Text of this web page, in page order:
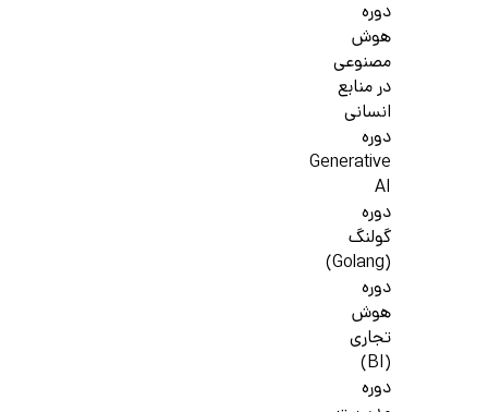
دوره
هوش
مصنوعی
در منابع
انسانی
دوره
Generative
AI
دوره
گولنگ
(Golang)
دوره
هوش
تجاری
(BI)
دوره